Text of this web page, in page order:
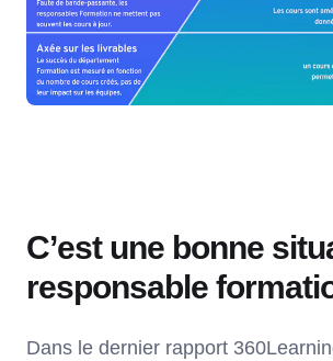
C’est une bonne
responsable
Dans le dernier rapport